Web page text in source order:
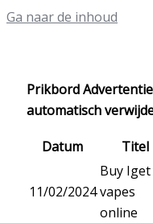
Ga naar de inhoud
Prikbord
automatisch
Datum Titel
11/02/2024
Buy Iget
vapes
online